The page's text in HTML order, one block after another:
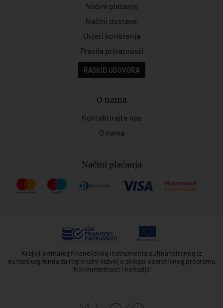
Načini plaćanja
Načini dostave
Uvjeti korištenja
Pravila privatnosti
RASKID UGOVORA
O nama
Kontaktirajte nas
O nama
Načini plaćanja
Krajnji primatelj financijskog instrumenta sufinanciranog iz
europskog fonda za regionalni razvoj u sklopu operativnog programa
"Konkurentnost i kohezija"